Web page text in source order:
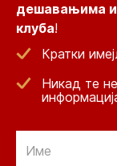
дешавањима и
клуба!
Кратки
Никад те